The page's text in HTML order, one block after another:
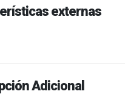
externas
Adicional